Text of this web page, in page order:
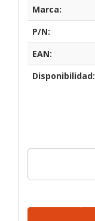
Marca:
P/N:
EAN:
Disponibilidad: